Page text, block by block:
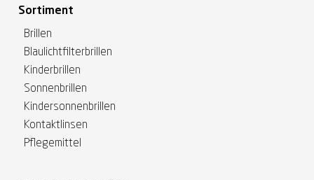
Sortiment
Brillen
Blaulichtfilterbrillen
Kinderbrillen
Sonnenbrillen
Kindersonnenbrillen
Kontaktlinsen
Pflegemittel